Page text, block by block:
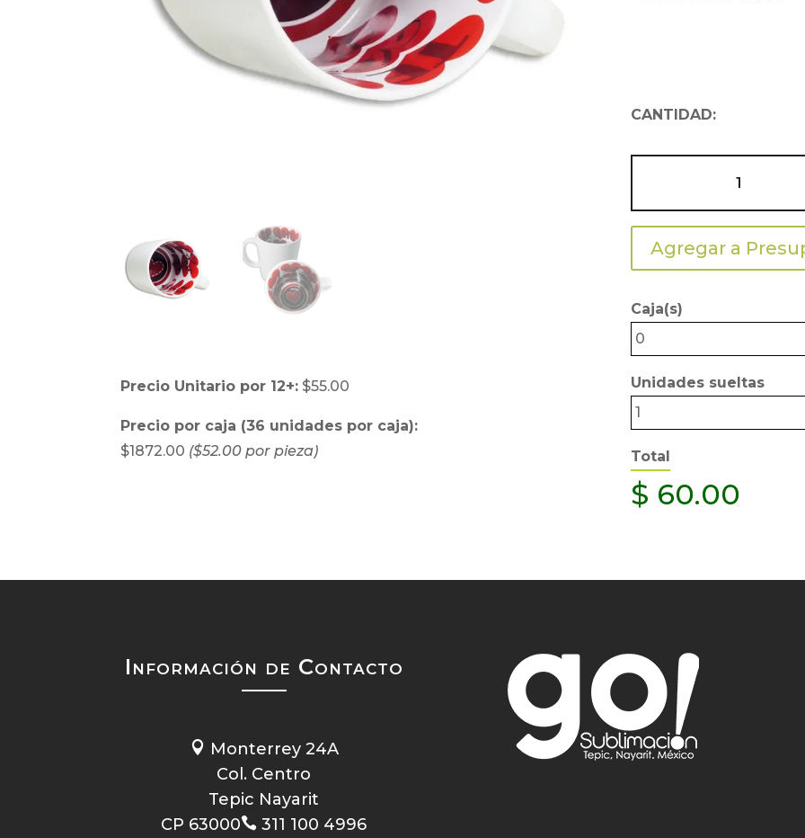
Precio Unitario por 12+: $55.00
Precio por caja (36 unidades por caja):
$1872.00 ($52.00 por pieza)
CANTIDAD:
11oz.
INTERIOR
TE
cantidad
Agregar a
Caja(s)
0
Unidades sueltas
1
Total
$ 60.00
Información de Contacto
 Monterrey 24A
Col. Centro
Tepic Nayarit
CP 63000 311 100 4996